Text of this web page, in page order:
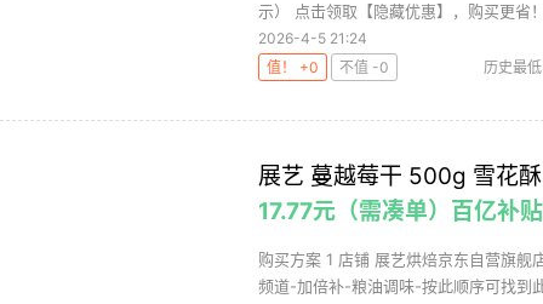
示） 点击领取【隐藏优惠】，购买更省
2026-4-5 21:24
值！ +0
不值 -0 历史最低
展艺 蔓越莓干 500g 雪花
17.77元（需凑单）百亿补
购买方案 1 店铺 展艺烘焙京东自营旗
频道-加倍补-粮油调味-按此顺序可找到